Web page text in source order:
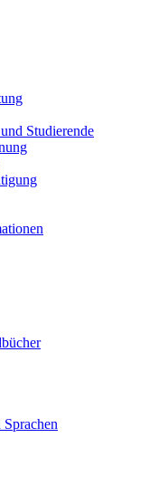
Studierende